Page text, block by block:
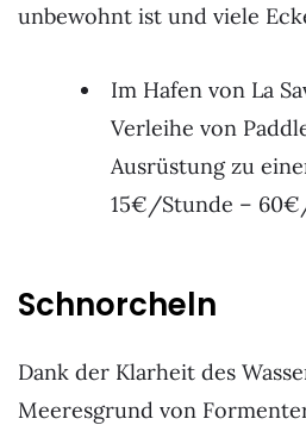
unbewohnt ist und viele
Im Hafen von La
Verleihe von
Ausrüstung zu
15€/Stunde –
Schnorcheln
Dank der Klarheit des
Meeresgrund von